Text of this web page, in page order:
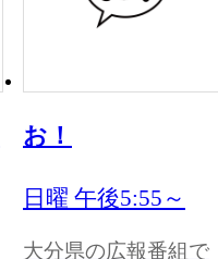
お！
日曜 午後5:55～
大分県の広報番組で